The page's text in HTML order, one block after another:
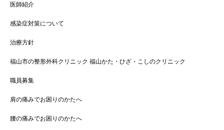
医師紹介
感染症対策について
治療方針
福山市の整形外科クリニック 福山かた・ひざ・こしのクリニック
職員募集
肩の痛みでお困りのかたへ
腰の痛みでお困りのかたへ